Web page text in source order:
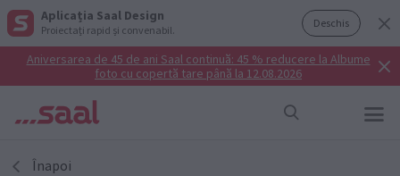
Aplicația Saal Design
Proiectați rapid și convenabil. Deschis
Aniversarea de 45 de ani Saal continuă: 45 % reducere la Albume
foto cu copertă tare până la 12.08.2026
Înapoi